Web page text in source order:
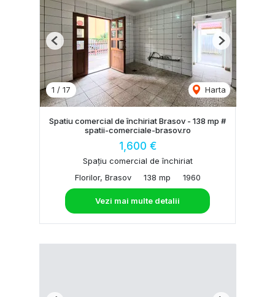
1 / 17 Harta
Previous Next
Spatiu comercial de închiriat Brasov - 138 mp #
spatii-comerciale-brasov.ro
1,600 €
Spațiu comercial de închiriat
Florilor, Brasov
138 mp 1960
Vezi mai multe detalii